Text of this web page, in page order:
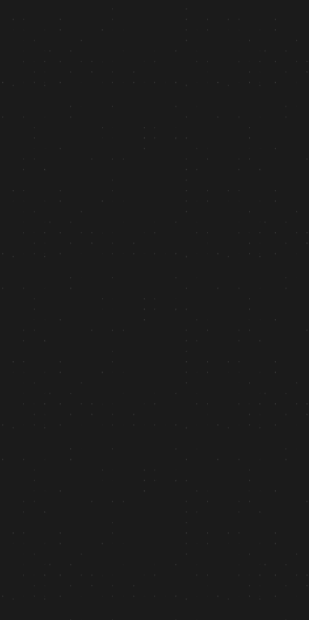
Usługa
Tworzenie Stron Internetowych
Platforma
62 ➔ 97
Ruch organiczny: liczba sesji oraz pozycje słów
kluczowych znacząco wzrosły od momentu
uruchomienia strony.
+2.4k
Kwalifikowane leady: liczba zgłoszeń przez
formularz kontaktowy wzrosła z 14 do 49